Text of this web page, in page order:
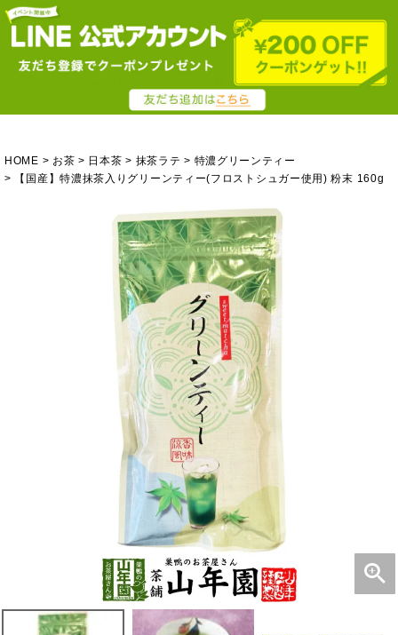
HOME お茶 日本茶 抹茶ラテ
特濃グリーンティー
【国産】特濃抹茶入りグリーンティー(フロストシュガー使用) 粉末 160g